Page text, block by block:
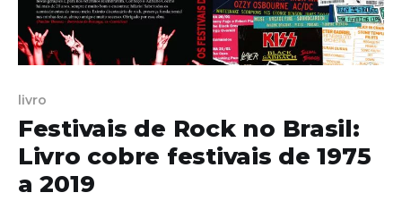
livro
Festivais de Rock no Brasil:
Livro cobre festivais de 1975
a 2019